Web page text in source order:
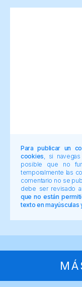
Para publicar un
cookies , si
posible que no
temporalmente las
comentario no se
debe ser revisado
que no están
texto en mayúsculas